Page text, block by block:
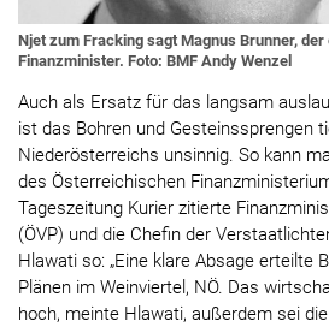
Njet zum Fracking sagt Magnus Brunner,
Finanzminister. Foto: BMF Andy Wenzel
Auch als Ersatz für das langsam
ist das Bohren und Gesteinssprengen
Niederösterreichs unsinnig. So kann
des Österreichischen
Tageszeitung Kurier zitierte
(ÖVP) und die Chefin der
Hlawati so: „Eine klare Absage erteilte
Plänen im Weinviertel, NÖ. Das
hoch, meinte Hlawati, außerdem sei